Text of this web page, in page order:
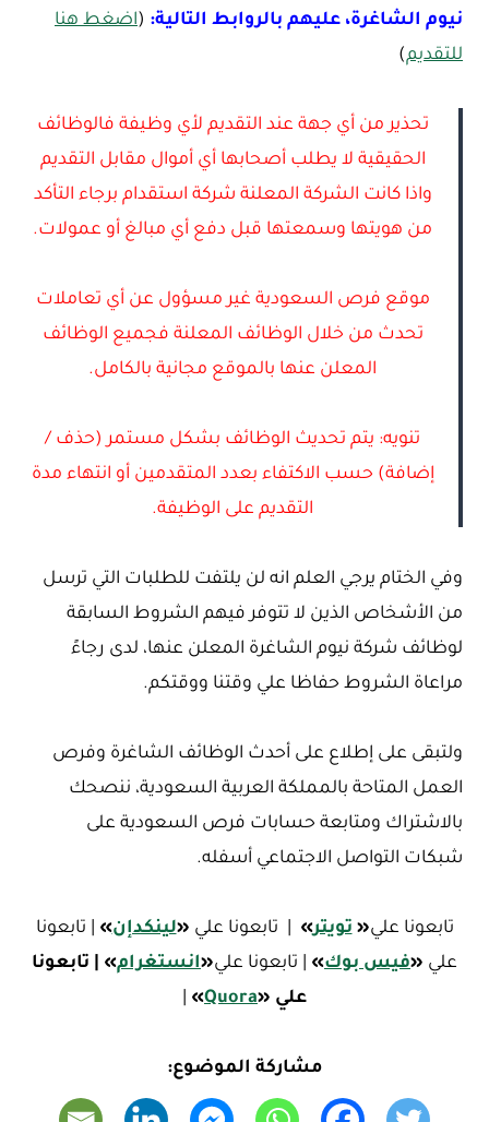
نيوم الشاغرة، عليهم بالروابط التالية: (اضغط هنا
للتقديم)
تحذير من أي جهة عند التقديم لأي وظيفة فالوظائف
الحقيقية لا يطلب أصحابها أي أموال مقابل التقديم
واذا كانت الشركة المعلنة شركة استقدام برجاء التأكد
من هويتها وسمعتها قبل دفع أي مبالغ أو عمولات.
موقع فرص السعودية غير مسؤول عن أي تعاملات
تحدث من خلال الوظائف المعلنة فجميع الوظائف
المعلن عنها بالموقع مجانية بالكامل.
تنويه: يتم تحديث الوظائف بشكل مستمر (حذف /
إضافة) حسب الاكتفاء بعدد المتقدمين أو انتهاء مدة
التقديم على الوظيفة.
وفي الختام يرجي العلم انه لن يلتفت للطلبات التي ترسل
من الأشخاص الذين لا تتوفر فيهم الشروط السابقة
لوظائف شركة نيوم الشاغرة المعلن عنها، لدى رجاءً
مراعاة الشروط حفاظا علي وقتنا ووقتكم.
ولتبقى على إطلاع على أحدث الوظائف الشاغرة وفرص
العمل المتاحة بالمملكة العربية السعودية، ننصحك
بالاشتراك ومتابعة حسابات فرص السعودية على
شبكات التواصل الاجتماعي أسفله.
تابعونا علي« تويتر» | تابعونا علي «لينكدإن» | تابعونا
علي «فيس بوك» | تابعونا علي«انستغرام»
| تابعونا
علي «
Quora
»
مشاركة الموضوع: